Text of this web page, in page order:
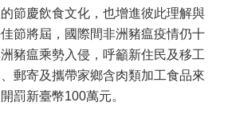
節慶飲食文化，也增進彼此理解與
節將屆，國際間非洲豬瘟疫情仍十
豬瘟乘勢入侵，呼籲新住民及移工
郵寄及攜帶家鄉含肉類加工食品來
罰新臺幣100萬元。